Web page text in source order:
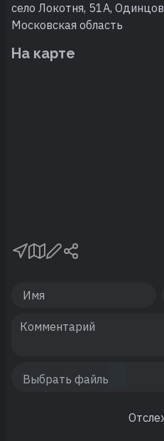
село Локотня, 51А,
Московская область
На карте